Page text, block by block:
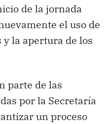
de la jornada
el uso de
la apertura de los
parte de las
por la Secretaría
un proceso